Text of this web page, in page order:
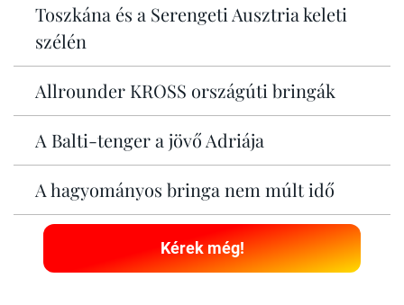
Toszkána és a Serengeti Ausztria keleti
szélén
Allrounder KROSS országúti bringák
A Balti-tenger a jövő Adriája
A hagyományos bringa nem múlt idő
Kérek még!